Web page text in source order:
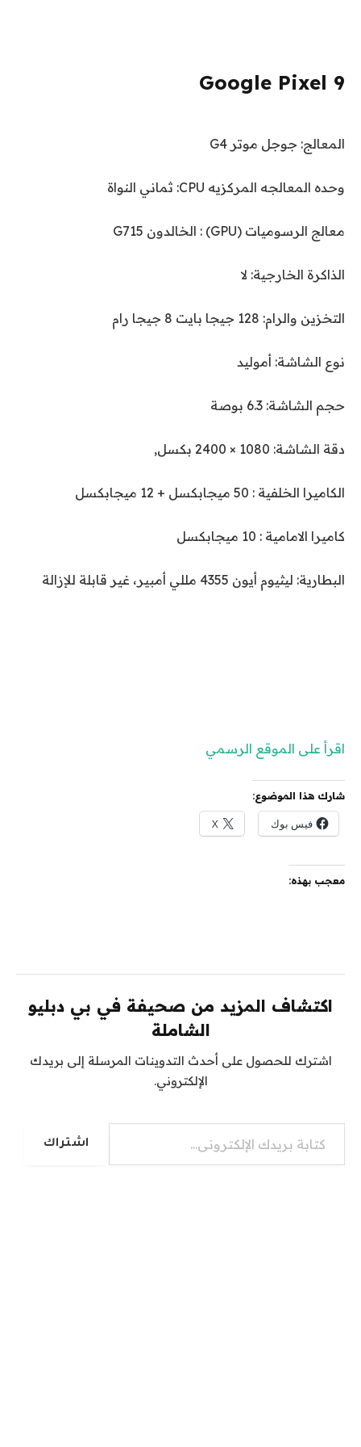
Google Pixel 9
المعالج: جوجل موتر G4
وحده المعالجه المركزيه CPU: ثماني النواة
معالج الرسوميات (GPU) : الخالدون G715
الذاكرة الخارجية: لا
التخزين والرام: 128 جيجا بايت 8 جيجا رام
نوع الشاشة: أموليد
حجم الشاشة: 6.3 بوصة
دقة الشاشة: 1080 × 2400 بكسل,
الكاميرا الخلفية : 50 ميجابكسل + 12 ميجابكسل
كاميرا الامامية : 10 ميجابكسل
البطارية: ليثيوم أيون 4355 مللي أمبير، غير قابلة للإزالة
اقرأ على الموقع الرسمي
شارك هذا الموضوع:
فيس بوك X
معجب بهذه:
اكتشاف المزيد من صحيفة في بي دبليو
الشاملة
اشترك للحصول على أحدث التدوينات المرسلة إلى بريدك
الإلكتروني.
كتابة بريدك الإلكتروني...
اشتراك